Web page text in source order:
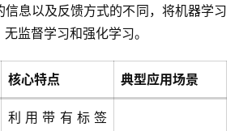
息以及反馈方式的不同，将机器学习
监督学习和强化学习。
核心特点 典型应用场景
利用带有标签